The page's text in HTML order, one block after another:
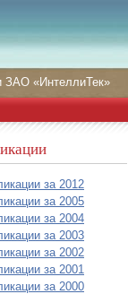
ЗАО «ИнтеллиТек»
за 2012
за 2005
за 2004
за 2003
за 2002
за 2001
за 2000